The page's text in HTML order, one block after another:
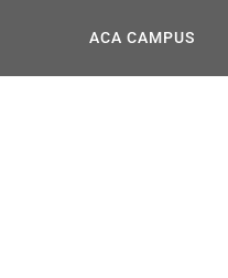
ACA CAMPUS